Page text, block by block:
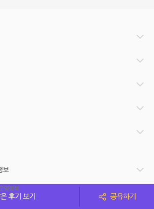
후기 보기 공유하기
보
영정책
중개자이며 통신판매의 당사자가 아닙니다. 따라서 스페이스클